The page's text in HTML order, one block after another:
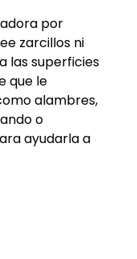
por
zarcillos ni
las superficies
que le
alambres,
o
ayudarla a